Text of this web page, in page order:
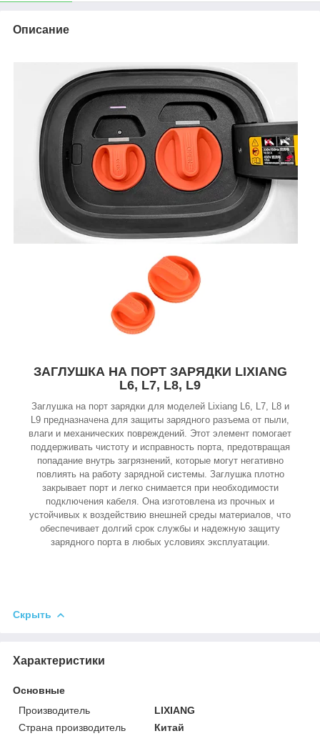
Описание
ЗАГЛУШКА НА ПОРТ ЗАРЯДКИ LIXIANG
L6, L7, L8, L9
Заглушка на порт зарядки для моделей Lixiang L6, L7, L8 и
L9 предназначена для защиты зарядного разъема от пыли,
влаги и механических повреждений. Этот элемент помогает
поддерживать чистоту и исправность порта, предотвращая
попадание внутрь загрязнений, которые могут негативно
повлиять на работу зарядной системы. Заглушка плотно
закрывает порт и легко снимается при необходимости
подключения кабеля. Она изготовлена из прочных и
устойчивых к воздействию внешней среды материалов, что
обеспечивает долгий срок службы и надежную защиту
зарядного порта в любых условиях эксплуатации.
Скрыть
Характеристики
Основные
Производитель
LIXIANG
Страна производитель
Китай